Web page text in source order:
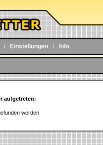
: Einstellungen : Info
aufgetreten:
werden